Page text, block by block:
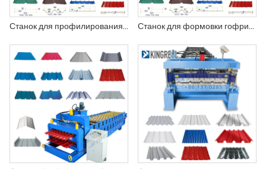
Станок для профилирования кровельных листов ИБР Станок для формовки гофрированных кровельных листов